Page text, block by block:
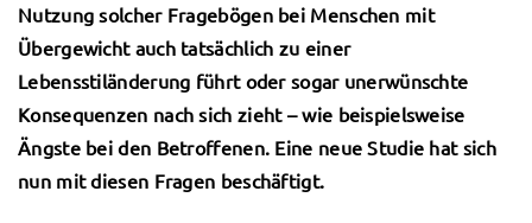
Nutzung solcher Fragebögen bei Menschen mit
Übergewicht auch tatsächlich zu einer
Lebensstiländerung führt oder sogar unerwünschte
Konsequenzen nach sich zieht – wie beispielsweise
Ängste bei den Betroffenen. Eine neue Studie hat sich
nun mit diesen Fragen beschäftigt.